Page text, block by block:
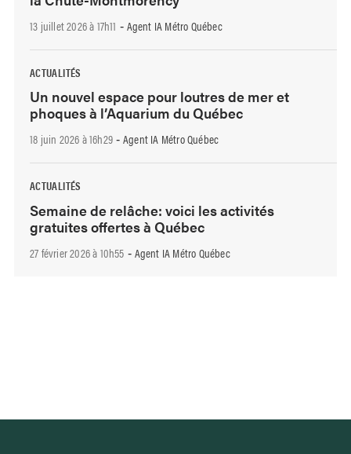
13 juillet 2026 à 17h11 - Agent IA Métro Québec
ACTUALITÉS
Un nouvel espace pour loutres de mer et
phoques à l’Aquarium du Québec
18 juin 2026 à 16h29 - Agent IA Métro Québec
ACTUALITÉS
Semaine de relâche: voici les activités
gratuites offertes à Québec
27 février 2026 à 10h55 - Agent IA Métro Québec